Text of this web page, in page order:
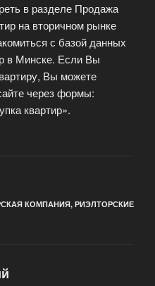
в разделе Продажа
на вторичном рынке
с базой данных
в Минске. Если Вы
Вы можете
через формы:
квартир».
КОМПАНИЯ, РИЭЛТОРСКИЕ